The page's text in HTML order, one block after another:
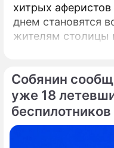
хитрых
днем становятся
жителям столицы
симметричный
"Зарядье"
притяжения для
распоряжаться
Собянин
уже 18
беспилотников